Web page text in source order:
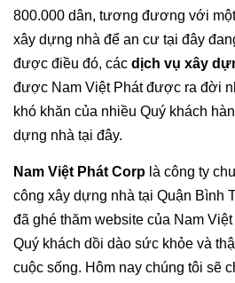
800.000 dân, tương đương với
xây dựng nhà để an cư tại đây
được điều đó, các dịch vụ xây
được Nam Việt Phát được ra đời
khó khăn của nhiều Quý khách
dựng nhà tại đây.
Nam Việt Phát Corp là công ty
công xây dựng nhà tại Quận Bình
đã ghé thăm website của Nam
Quý khách dồi dào sức khỏe và
cuộc sống. Hôm nay chúng tôi sẽ